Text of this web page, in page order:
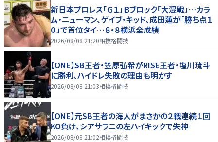
新日本プロレス「Ｇ１」Ｂブロック「大混戦」…カラ
ム・ニューマン、ゲイブ・キッド、成田蓮が「勝ち点１
０」で首位タイ…８・８横浜全成績
2026/08/08 21:20相撲格闘技
【ONE】SB王者・笠原弘希がRISE王者・塩川琉斗
に勝利、ハイドレ失敗の理由も明かす
2026/08/08 21:03相撲格闘技
【ONE】元SB王者の海人がまさかの２戦連続１回
KO負け、シアサラニの左ハイキックで失神
2026/08/08 21:02相撲格闘技